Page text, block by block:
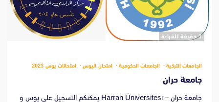
‫1 دقيقة للقراءة
الجامعات التركية الجامعات الحكومية امتحان اليوس امتحانات يوس 2023
جامعة حران
جامعة حران – Harran Üniversitesi يمكنكم التسجيل على يوس و